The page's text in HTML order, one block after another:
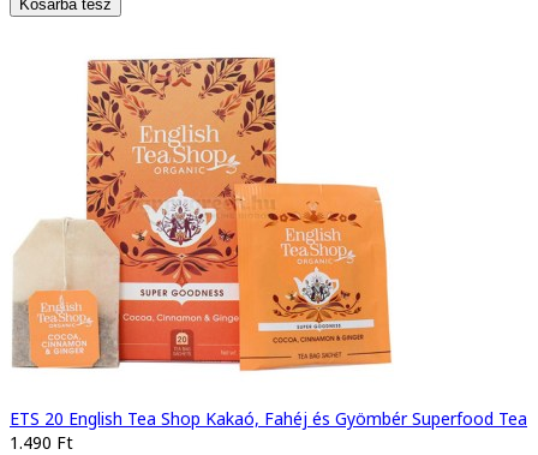
ETS 20 English Tea Shop Kakaó, Fahéj és Gyömbér Superfood Tea
1.490 Ft